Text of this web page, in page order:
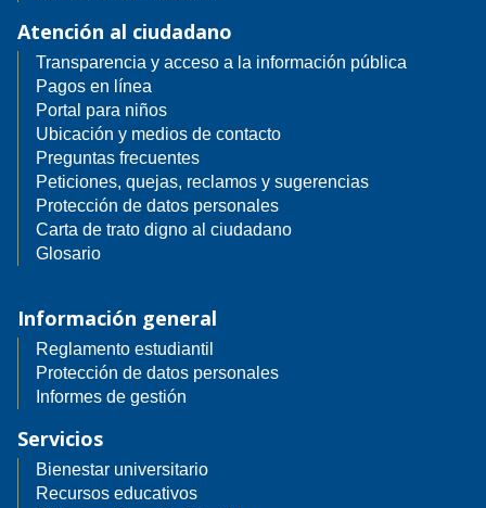
Atención al ciudadano
Transparencia y acceso a la información pública
Pagos en línea
Portal para niños
Ubicación y medios de contacto
Preguntas frecuentes
Peticiones, quejas, reclamos y sugerencias
Protección de datos personales
Carta de trato digno al ciudadano
Glosario
Información general
Reglamento estudiantil
Protección de datos personales
Informes de gestión
Servicios
Bienestar universitario
Recursos educativos